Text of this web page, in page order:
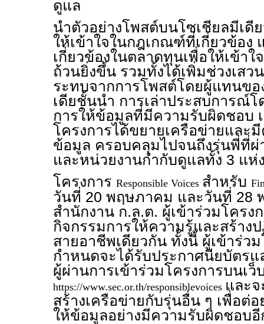
ดูแล
นำตัวอย่างโพสต์บนโซเชียลมีเดี
ให้เข้าใจในกฎเกณฑ์ที่เกี่ยวข้อง
เกี่ยวข้องในตลาดทุนเพื่อให้เข้า
ถ้วนยิ่งขึ้น รวมทั้งได้เพิ่มช่วงเสว
ระทบจากการโพสต์โดยผู้แทนข
เดียชั้นนำ การเล่าประสบการณ์
การให้ข้อมูลที่มีความรับผิดชอบ
โครงการได้ขยายเครือข่ายและ
ข้อมูล ครอบคลุมไปจนถึงรุ่นพี่ที่
และหน่วยงานกำกับดูแลทั้ง 3 แห่
โครงการ Responsible Voices สำหรับ
วันที่ 20 พฤษภาคม และวันที่ 28
สำนักงาน ก.ล.ต. ผู้เข้าร่วมโครง
กิจกรรมการให้ความรู้และสร้า
สายอาชีพเดียวกัน ทั้งนี้ ผู้เข้าร่ว
กำหนดจะได้รับประกาศนียบัตรแ
ผู้ผ่านการเข้าร่วมโครงการบนเ
https://www.sec.or.th/responsiblevoices และ
สร้างเครือข่ายกับรุ่นอื่น ๆ เพื่อต่
ให้ข้อมูลอย่างมีความรับผิดชอบอี